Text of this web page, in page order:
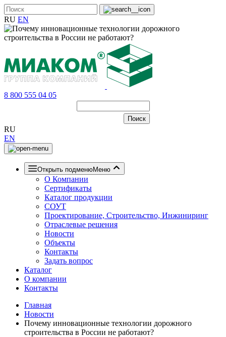
RU EN
8 800 555 04 05
RU
EN
Открыть подменюМеню
О Компании
Сертификаты
Каталог продукции
СОУТ
Проектирование, Строительство, Инжиниринг
Отраслевые решения
Новости
Объекты
Контакты
Задать вопрос
Каталог
О компании
Контакты
Главная
Новости
Почему инновационные технологии дорожного
строительства в России не работают?